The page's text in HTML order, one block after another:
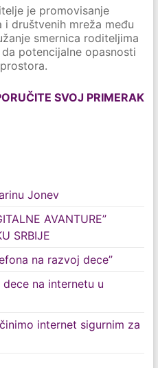
je promovisanje
društvenih mreža među
smernica roditeljima
potencijalne opasnosti
SVOJ PRIMERAK
Jonev
AVANTURE”
SRBIJE
na razvoj dece”
na internetu u
internet sigurnim za